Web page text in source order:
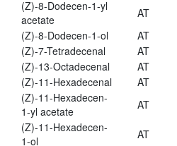
(Z)-8-Dodecen-1-yl
acetate
AT
(Z)-8-Dodecen-1-ol
AT
(Z)-7-Tetradecenal
AT
(Z)-13-Octadecenal
AT
(Z)-11-Hexadecenal
AT
(Z)-11-Hexadecen-
1-yl acetate
AT
(Z)-11-Hexadecen-
1-ol
AT